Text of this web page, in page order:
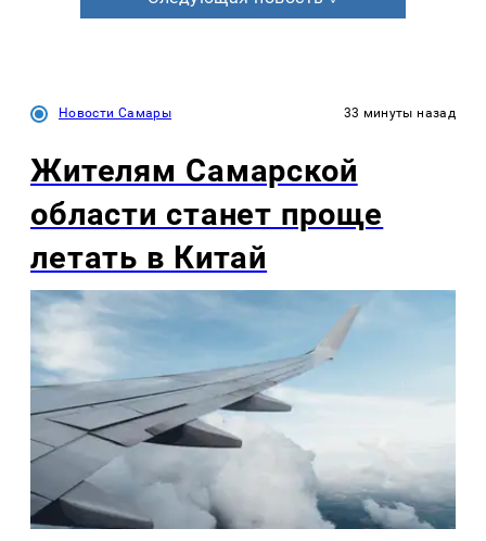
Новости Самары 33 минуты назад
Жителям Самарской
области станет проще
летать в Китай